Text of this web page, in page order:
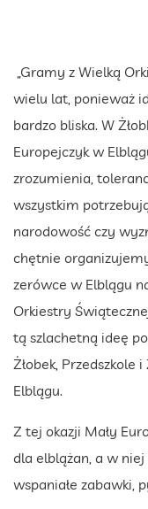
„Gramy z Wielką
wielu lat, ponieważ
bardzo bliska. W
Europejczyk w
zrozumienia,
wszystkim
narodowość czy
chętnie
zerówce w Elblągu
Orkiestry
tą szlachetną ideę
Żłobek, Przedszkole
Elblągu.
Z tej okazji Mały
dla elblążan, a w
wspaniałe zabawki,